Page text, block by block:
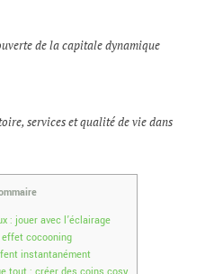
de la capitale dynamique
services et qualité de vie dans
: jouer avec l’éclairage
cocooning
instantanément